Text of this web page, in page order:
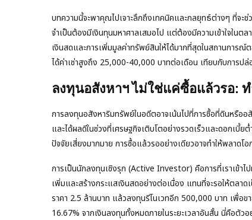
บทความนี้จะพาคุณไปเจาะลึกถึงเทคนิคและกลยุทธ์ต่างๆ ที่จ
จำเป็นต้องมีเงินทุนมหาศาลเสมอไป แต่ต้องมีความเข้าใจในต
เงินสดและการเพิ่มมูลค่าทรัพย์สินให้ได้มากที่สุดในสถานการณ์
ได้ค่าเช่าสูงถึง 25,000-40,000 บาทต่อเดือน เทียบกับการป
ลงทุนอสังหาฯ ไม่ใช่แค่ซื้อแล้วรอ:
การลงทุนอสังหาริมทรัพย์ในอดีตอาจเน้นไปที่การซื้อที่ดินหรืออ
และได้ผลดีในช่วงที่เศรษฐกิจเติบโตอย่างรวดเร็วและดอกเบี้
ปัจจัยเสี่ยงมากมาย การซื้อแล้วรออย่างเดียวอาจทำให้พลาด
การเป็นนักลงทุนเชิงรุก (Active Investor) คือการที่เราเข้า
เพิ่มและสร้างกระแสเงินสดอย่างต่อเนื่อง แทนที่จะรอให้ตลา
ราคา 2.5 ล้านบาท แล้วลงทุนรีโนเวทอีก 500,000 บาท เพื่อ
16.67% จากเงินลงทุนทั้งหมดภายในระยะเวลาอันสั้น นี่คือตัว